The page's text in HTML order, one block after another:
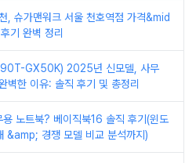
, 슈가맨워크 서울 천호역점 가격&mid
기 완벽 정리
GX50K) 2025년 신모델, 사무
벽한 이유: 솔직 후기 및 총정리
노트북? 베이직북16 솔직 후기(윈도
&amp; 경쟁 모델 비교 분석까지)